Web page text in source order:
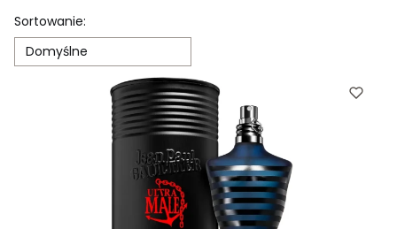
Lista produktów
Sortowanie:
Domyślne